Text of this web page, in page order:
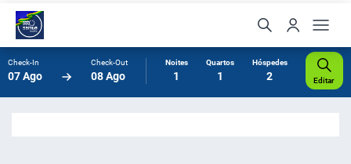
Check-In
07 Ago
Check-Out
08 Ago
Noites
1
Quartos
1
Hóspedes
2 Editar